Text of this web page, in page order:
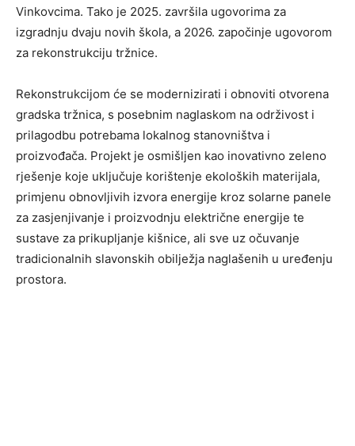
Vinkovcima. Tako je 2025. završila ugovorima za
izgradnju dvaju novih škola, a 2026. započinje ugovorom
za rekonstrukciju tržnice.
Rekonstrukcijom će se modernizirati i obnoviti otvorena
gradska tržnica, s posebnim naglaskom na održivost i
prilagodbu potrebama lokalnog stanovništva i
proizvođača. Projekt je osmišljen kao inovativno zeleno
rješenje koje uključuje korištenje ekoloških materijala,
primjenu obnovljivih izvora energije kroz solarne panele
za zasjenjivanje i proizvodnju električne energije te
sustave za prikupljanje kišnice, ali sve uz očuvanje
tradicionalnih slavonskih obilježja naglašenih u uređenju
prostora.